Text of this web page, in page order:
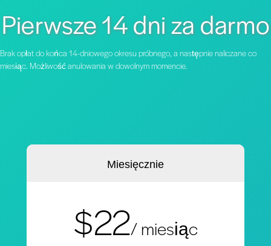
Pierwsze 14 dni za darmo
Brak opłat do końca 14-dniowego okresu próbnego, a następnie naliczane co
miesiąc. Możliwość anulowania w dowolnym momencie.
Miesięcznie
$22/ miesiąc